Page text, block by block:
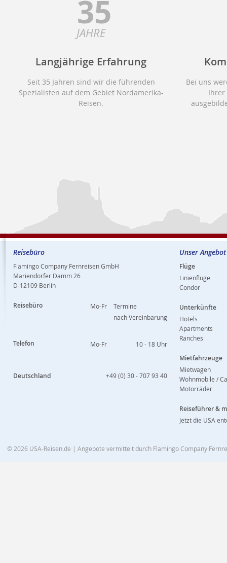
35
JAHRE
Langjährige Erfahrung
Seit 35 Jahren sind wir die führenden
Spezialisten auf dem Gebiet Nordamerika-
Reisen.
Bei uns
Ihrer
Reisebüro
Flamingo Company Fernreisen GmbH
Mariendorfer Damm 26
D-12109 Berlin
Reisebüro Mo-Fr
Termine
nach Vereinbarung
Telefon Mo-Fr 10 - 18 Uhr
Deutschland +49 (0) 30 - 707 93 40
Unser Angebot
Flüge
Linienflüge
Condor
Unterkünfte
Hotels
Apartments
Ranches
Mietfahrzeuge
Mietwagen
Wohnmobile /
Motorräder
Reiseführer &
Jetzt die USA
© 2026 USA-Reisen.de | Angebote vermittelt durch Flamingo Company